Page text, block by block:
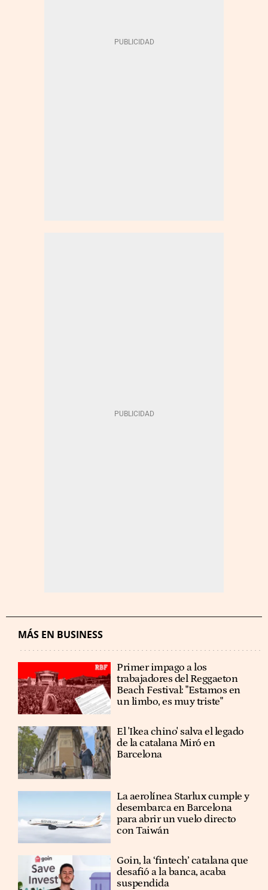
MÁS EN BUSINESS
Primer impago a los
trabajadores del Reggaeton
Beach Festival: "Estamos en
un limbo, es muy triste"
El 'Ikea chino' salva el legado
de la catalana Miró en
Barcelona
La aerolínea Starlux cumple y
desembarca en Barcelona
para abrir un vuelo directo
con Taiwán
Goin, la ‘fintech’ catalana que
desafió a la banca, acaba
suspendida